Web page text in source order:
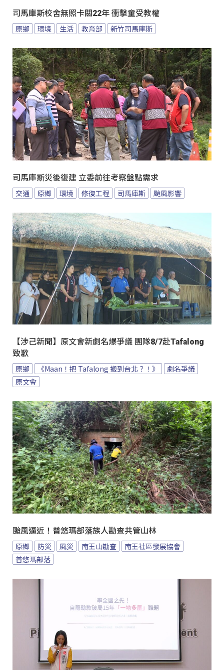
司馬庫斯校舍無照卡關22年 衝擊童受教權
原鄉 環境 生活 教育部 新竹司馬庫斯
司馬庫斯災後復建 立委前往考察盤點需求
交通 原鄉 環境 修復工程 司馬庫斯 颱風影響
【涉己新聞】原文會新劇名爆爭議 團隊8/7赴Tafalong
致歉
原鄉 《Maan！把 Tafalong 搬到台北？！》
劇名爭議
原文會
颱風逼近！普悠瑪部落族人勘查共管山林
原鄉 防災 風災 南王山勘查
南王社區發展協會
普悠瑪部落